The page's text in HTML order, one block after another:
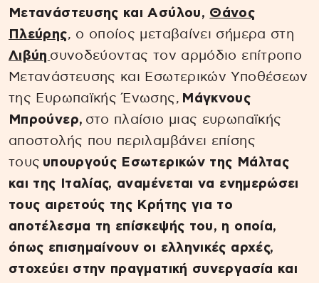
Μετανάστευσης και Ασύλου, Θάνος
Πλεύρης, ο οποίος μεταβαίνει σήμερα στη
Λιβύη συνοδεύοντας τον αρμόδιο επίτροπο
Μετανάστευσης και Εσωτερικών Υποθέσεων
της Ευρωπαϊκής Ένωσης, Μάγκνους
Μπρούνερ, στο πλαίσιο μιας ευρωπαϊκής
αποστολής που περιλαμβάνει επίσης
τους υπουργούς Εσωτερικών της Μάλτας
και της Ιταλίας, αναμένεται να ενημερώσει
τους αιρετούς της Κρήτης για το
αποτέλεσμα τη επίσκεψής του, η οποία,
όπως επισημαίνουν οι ελληνικές αρχές,
στοχεύει στην πραγματική συνεργασία και